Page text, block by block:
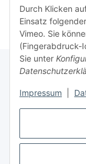
Durch Klicken
Einsatz
Vimeo. Sie
(Fingerabdruck-
Sie unter
Impressum
Ø 3,5 cm
warmweiß
Informationen
Gesetzliche